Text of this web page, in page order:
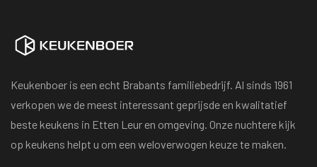
Keukenboer is een echt Brabants familiebedrijf. Al sinds 1961
verkopen we de meest interessant geprijsde en kwalitatief
beste keukens in Etten Leur en omgeving. Onze nuchtere kijk
op keukens helpt u om een weloverwogen keuze te maken.